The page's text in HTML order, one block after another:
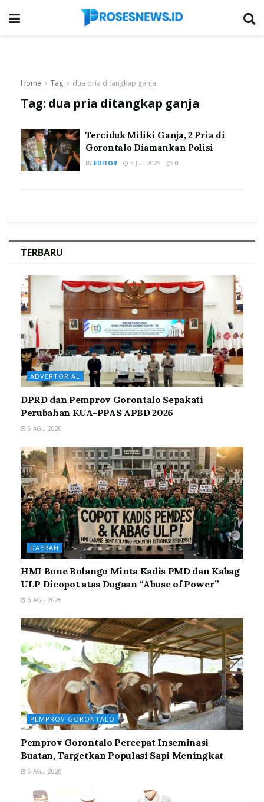
Home Tag dua pria ditangkap ganja
Tag: dua pria ditangkap ganja
Terciduk Miliki Ganja, 2 Pria di
Gorontalo Diamankan Polisi
BY EDITOR 4 JUL 2025 0
TERBARU
ADVERTORIAL
DPRD dan Pemprov Gorontalo Sepakati
Perubahan KUA-PPAS APBD 2026
6 AGU 2026
DAERAH
HMI Bone Bolango Minta Kadis PMD dan Kabag
ULP Dicopot atas Dugaan “Abuse of Power”
6 AGU 2026
PEMPROV GORONTALO
Pemprov Gorontalo Percepat Inseminasi
Buatan, Targetkan Populasi Sapi Meningkat
6 AGU 2026